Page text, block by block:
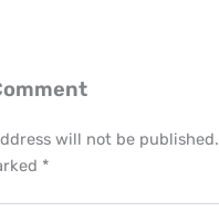
will not be published.
*